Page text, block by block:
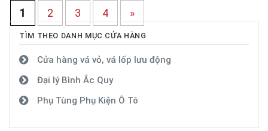
1 2 3 4 »
TÌM THEO DANH MỤC CỬA HÀNG
Cửa hàng vá vỏ, vá lốp lưu động
Đại lý Bình Ắc Quy
Phụ Tùng Phụ Kiện Ô Tô